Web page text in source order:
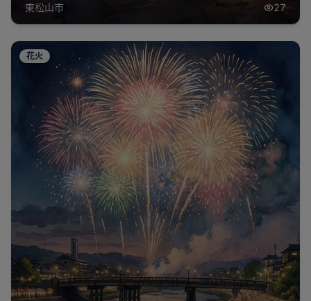
東松山市 27
花火